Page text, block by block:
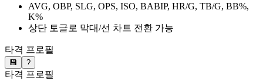
AVG, OBP, SLG, OPS, ISO, BABIP, HR/G, TB/G, BB%,
K%
상단 토글로 막대/선 차트 전환 가능
타격 프로필
💾 ?
타격 프로필